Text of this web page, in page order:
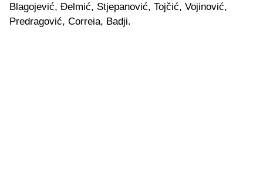
Blagojević, Đelmić, Stjepanović, Tojčić, Vojinović,
Predragović, Correia, Badji.